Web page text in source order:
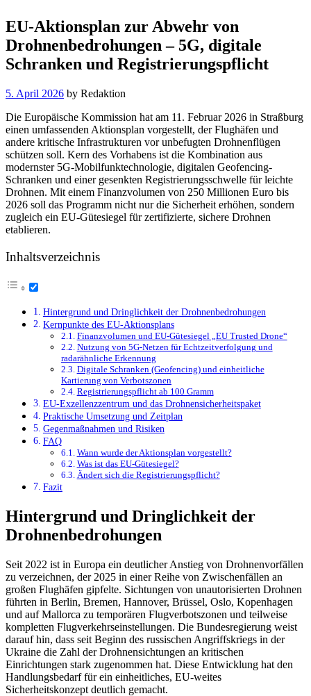
EU-Aktionsplan zur Abwehr von
Drohnenbedrohungen – 5G, digitale
Schranken und Registrierungspflicht
5. April 2026 by Redaktion
Die Europäische Kommission hat am 11. Februar 2026 in Straßburg
einen umfassenden Aktionsplan vorgestellt, der Flughäfen und
andere kritische Infrastrukturen vor unbefugten Drohnenflügen
schützen soll. Kern des Vorhabens ist die Kombination aus
modernster 5G-Mobilfunktechnologie, digitalen Geofencing-
Schranken und einer gesenkten Registrierungsschwelle für leichte
Drohnen. Mit einem Finanzvolumen von 250 Millionen Euro bis
2026 soll das Programm nicht nur die Sicherheit erhöhen, sondern
zugleich ein EU-Gütesiegel für zertifizierte, sichere Drohnen
etablieren.
Inhaltsverzeichnis
Hintergrund und Dringlichkeit der Drohnenbedrohungen
Kernpunkte des EU-Aktionsplans
Finanzvolumen und EU-Gütesiegel „EU Trusted Drone“
Nutzung von 5G-Netzen für Echtzeitverfolgung und
radarähnliche Erkennung
Digitale Schranken (Geofencing) und einheitliche
Kartierung von Verbotszonen
Registrierungspflicht ab 100 Gramm
EU-Exzellenzzentrum und das Drohnensicherheitspaket
Praktische Umsetzung und Zeitplan
Gegenmaßnahmen und Risiken
FAQ
Wann wurde der Aktionsplan vorgestellt?
Was ist das EU-Gütesiegel?
Ändert sich die Registrierungspflicht?
Fazit
Hintergrund und Dringlichkeit der
Drohnenbedrohungen
Seit 2022 ist in Europa ein deutlicher Anstieg von Drohnenvorfällen
zu verzeichnen, der 2025 in einer Reihe von Zwischenfällen an
großen Flughäfen gipfelte. Sichtungen von unautorisierten Drohnen
führten in Berlin, Bremen, Hannover, Brüssel, Oslo, Kopenhagen
und auf Mallorca zu temporären Flugverbotszonen und teilweise
kompletten Flugverkehrseinstellungen. Die Bundesregierung weist
darauf hin, dass seit Beginn des russischen Angriffskriegs in der
Ukraine die Zahl der Drohnensichtungen an kritischen
Einrichtungen stark zugenommen hat. Diese Entwicklung hat den
Handlungsbedarf für ein einheitliches, EU-weites
Sicherheitskonzept deutlich gemacht.